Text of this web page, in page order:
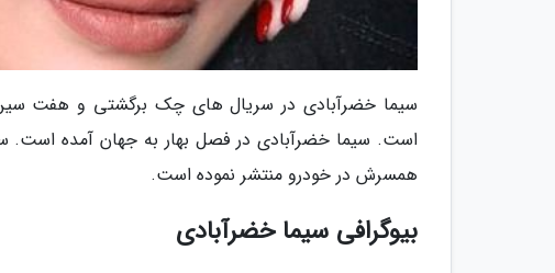
سیما خضرآبادی در سریال های چک برگشتی و هفت
است. سیما خضرآبادی در فصل بهار به جهان آمده است.
همسرش در خودرو منتشر نموده است.
بیوگرافی سیما خضرآبادی